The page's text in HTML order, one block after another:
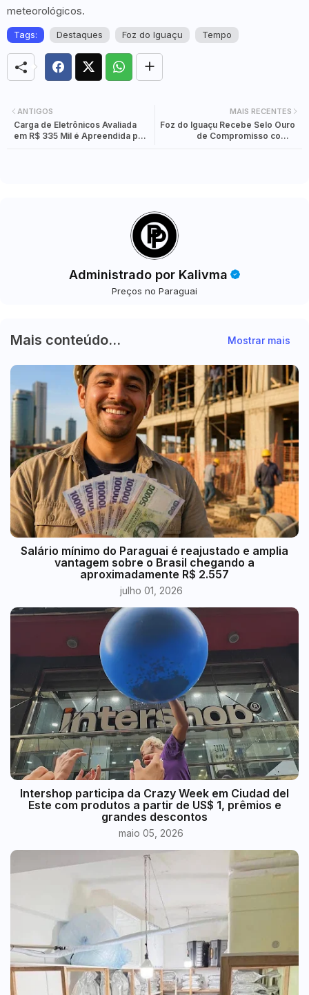
meteorológicos.
Tags: Destaques Foz do Iguaçu Tempo
MAIS RECENTES
Foz do Iguaçu Recebe Selo Ouro
de Compromisso com a
ANTIGOS
Carga de Eletrônicos Avaliada
em R$ 335 Mil é Apreendida pela
Administrado por Kalivma
Preços no Paraguai
Mais conteúdo... Mostrar mais
​Salário mínimo do Paraguai é reajustado e amplia
vantagem sobre o Brasil chegando a
aproximadamente R$ 2.557
julho 01, 2026
Intershop participa da Crazy Week em Ciudad del
Este com produtos a partir de US$ 1, prêmios e
grandes descontos
maio 05, 2026